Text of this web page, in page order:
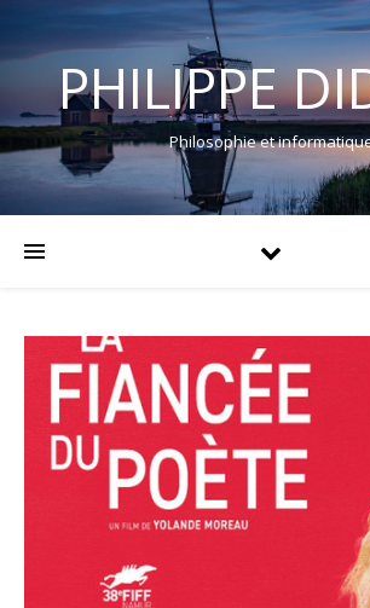
PHILIPPE
Philosophie et